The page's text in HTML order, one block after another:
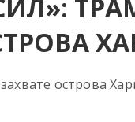
острова